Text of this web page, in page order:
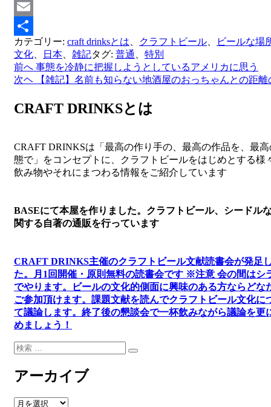
Mastodon
Email
共
有
カテゴリー: craft drinksとは クラフトビール
ビールな場
文化
日本 雑記タグ: 普通 特別
投
稿
ナ
ゲ
ー
ョ
ン
前へ 事態を冷静に把握しようとしているアメリカに思う
次ヘ
【雑記】名前も知らない地酒屋のおっちゃんとの距離
CRAFT DRINKSとは
CRAFT DRINKSは「最高の作り手の、最高の作品を、最
態で」をコンセプトに、クラフトビールをはじめとする様
飲み物やそれにまつわる情報をご紹介しています
BASEにて本屋を作りました。クラフトビール、シードル
関する自著の通販を行っています
CRAFT DRINKS主催のクラフトビール文献読書会が発足
た。
月1回開催・原則無料の読書会です ※注意 会の間はシ
でやります。
ビールの文化的側面に興味のある方ならどな
ご参加頂けます。 課題文献を読んでクラフトビール文化に
て議論します。 終了後の懇談会で一杯飲みながら議論を更
めましょう！
検
検
アーカイブ
ア